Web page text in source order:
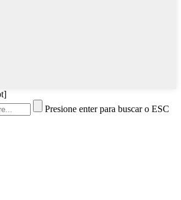
Presione enter para buscar o ESC